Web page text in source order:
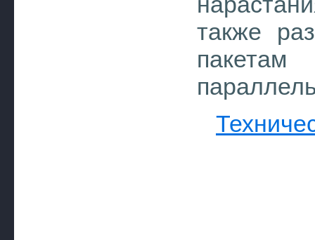
также